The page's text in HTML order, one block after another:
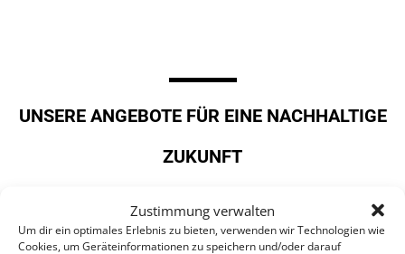
Zustimmung verwalten
Um dir ein optimales Erlebnis zu bieten, verwenden wir Technologien wie
Cookies, um Geräteinformationen zu speichern und/oder darauf
UNSERE ANGEBOTE FÜR EINE NACHHALTIGE
ZUKUNFT
REFERENZEN - UNSERE
REALISIERTEN PROJEKTE